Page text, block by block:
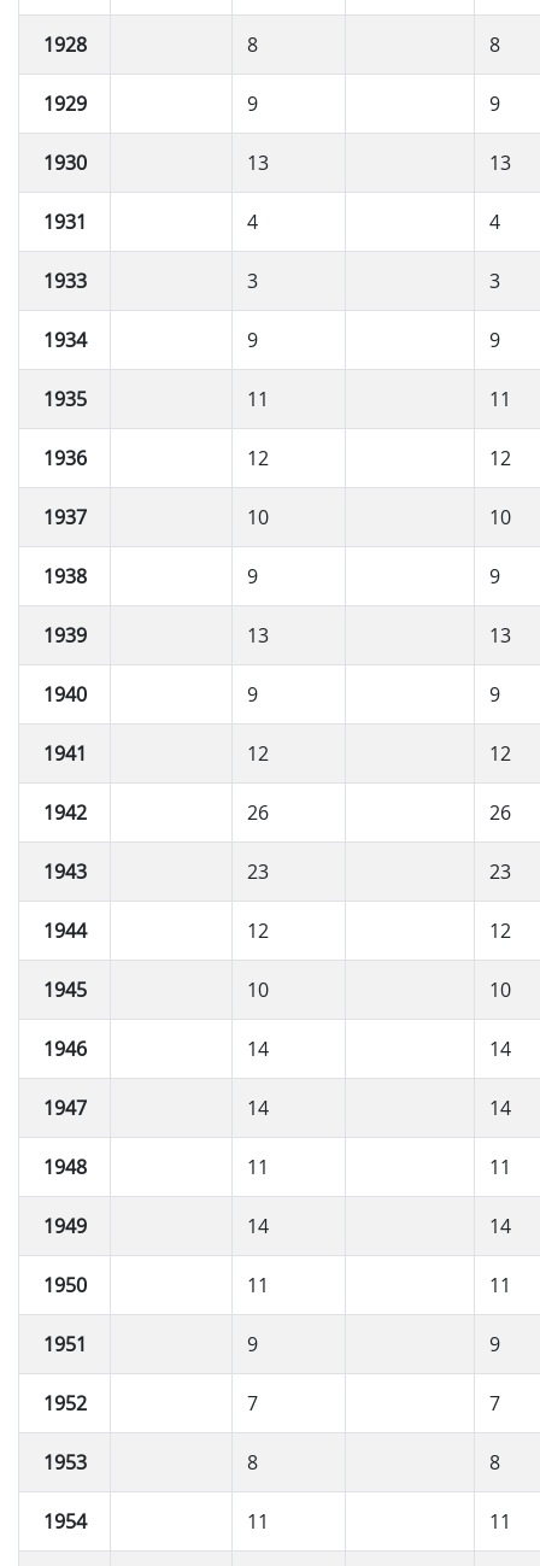
1928 8 8
1929 9 9
1930 13 13
1931 4 4
1933 3 3
1934 9 9
1935 11 11
1936 12 12
1937 10 10
1938 9 9
1939 13 13
1940 9 9
1941 12 12
1942 26 26
1943 23 23
1944 12 12
1945 10 10
1946 14 14
1947 14 14
1948 11 11
1949 14 14
1950 11 11
1951 9 9
1952 7 7
1953 8 8
1954 11 11